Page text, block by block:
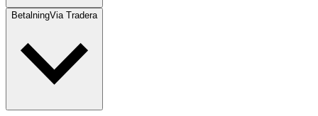
BetalningVia Tradera